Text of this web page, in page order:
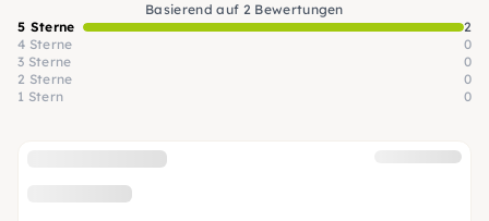
Basierend auf 2 Bewertungen
5 Sterne
2
4 Sterne
0
3 Sterne
0
2 Sterne
0
1 Stern
0